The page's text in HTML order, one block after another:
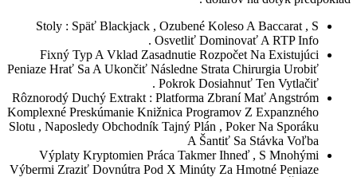
Stoly : Späť Blackjack , Ozubené
Osvetliť
Fixný Typ A Vklad Zasadnutie
Peniaze Hrať Sa A Ukončiť Následne
Pokrok
Rôznorodý Duchý Extrakt : Platforma
Komplexné Preskúmanie Knižnica
Slotu , Naposledy Obchodník Tajný Plán ,
A
Výplaty Kryptomien Práca Takmer
Výbermi Zraziť Dovnútra Pod X Minúty